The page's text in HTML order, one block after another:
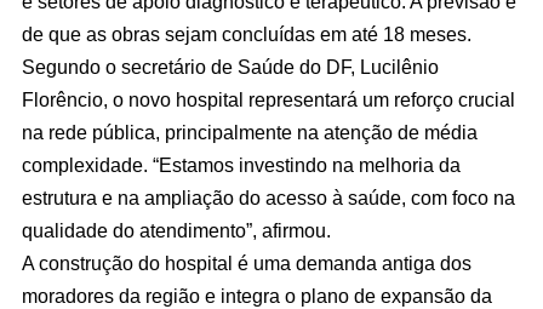
de que as obras sejam concluídas em até 18 meses.
Segundo o secretário de Saúde do DF, Lucilênio
Florêncio, o novo hospital representará um reforço crucial
na rede pública, principalmente na atenção de média
complexidade. “Estamos investindo na melhoria da
estrutura e na ampliação do acesso à saúde, com foco na
qualidade do atendimento”, afirmou.
A construção do hospital é uma demanda antiga dos
moradores da região e integra o plano de expansão da